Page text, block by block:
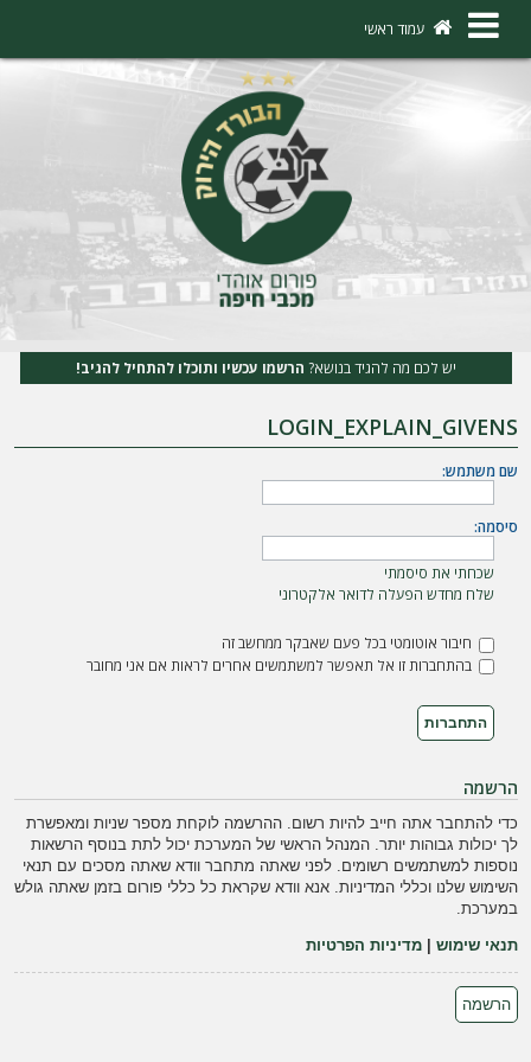
×
ו
ר
ש
ה
עמוד ראשי
יש לכם מה להגיד בנושא? הרשמו עכשיו ותוכלו להתחיל להגיב!
LOGIN_EXPLAIN_GIVENS
שם משתמש:
סיסמה:
שכחתי את סיסמתי
שלח מחדש הפעלה לדואר אלקטרוני
חיבור אוטומטי בכל פעם שאבקר ממחשב זה
בהתחברות זו אל תאפשר למשתמשים אחרים לראות אם אני מחובר
הרשמה
כדי להתחבר אתה חייב להיות רשום. ההרשמה לוקחת מספר שניות ומאפשרת
לך יכולות גבוהות יותר. המנהל הראשי של המערכת יכול לתת בנוסף הרשאות
נוספות למשתמשים רשומים. לפני שאתה מתחבר וודא שאתה מסכים עם תנאי
השימוש שלנו וכללי המדיניות. אנא וודא שקראת כל כללי פורום בזמן שאתה גולש
במערכת.
תנאי שימוש |מדיניות הפרטיות
הרשמה